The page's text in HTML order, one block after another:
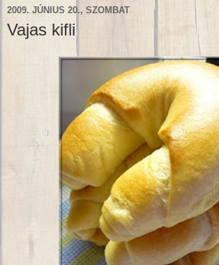
2009. JÚNIUS 20., SZOMBAT
Vajas kifli